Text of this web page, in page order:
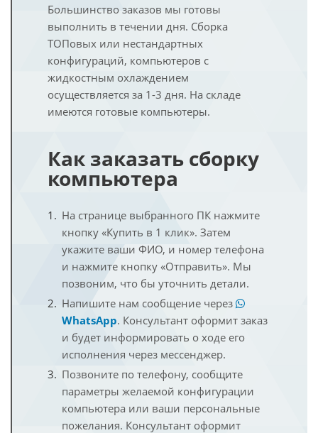
Большинство заказов мы готовы
выполнить в течении дня. Сборка
ТОПовых или нестандартных
конфигураций, компьютеров с
жидкостным охлаждением
осуществляется за 1-3 дня. На складе
имеются готовые компьютеры.
Как заказать сборку
компьютера
На странице выбранного ПК нажмите
кнопку «Купить в 1 клик». Затем
укажите ваши ФИО, и номер телефона
и нажмите кнопку «Отправить». Мы
позвоним, что бы уточнить детали.
Напишите нам сообщение через
WhatsApp. Консультант оформит заказ
и будет информировать о ходе его
исполнения через мессенджер.
Позвоните по телефону, сообщите
параметры желаемой конфигурации
компьютера или ваши персональные
пожелания. Консультант оформит